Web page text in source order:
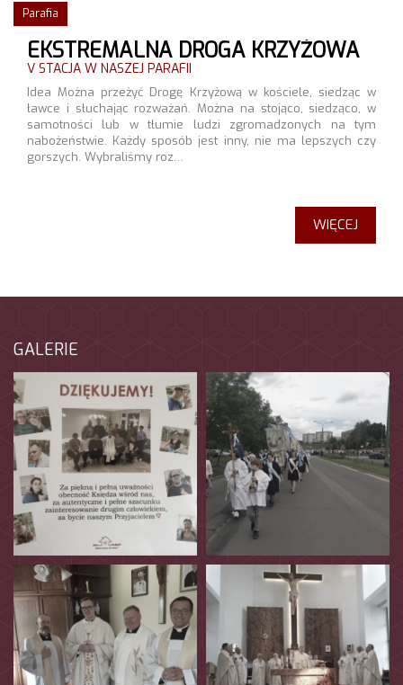
Parafia
EKSTREMALNA DROGA KRZYŻOWA
V STACJA W NASZEJ PARAFII
Idea Można przeżyć Drogę Krzyżową w kościele, siedząc w
ławce i słuchając rozważań. Można na stojąco, siedząco, w
samotności lub w tłumie ludzi zgromadzonych na tym
nabożeństwie. Każdy sposób jest inny, nie ma lepszych czy
gorszych. Wybraliśmy roz…
WIĘCEJ
GALERIE